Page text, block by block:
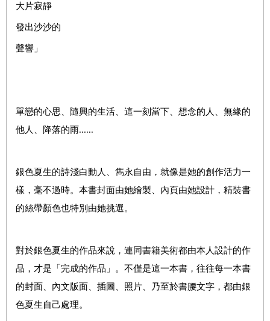
大片寂靜
發出沙沙的
聲響」
單戀的心思、隨興的生活、這一刻當下、想念的人、無緣的
他人、降落的雨......
銀色夏生的詩淺白動人、雋永自由，就像是她的創作活力一
樣，毫不過時。本書封面由她繪製、內頁由她設計，精裝書
的絲帶顏色也特別由她挑選。
對於銀色夏生的作品來說，連同書籍美術都由本人設計的作
品，才是「完成的作品」。不僅是這一本書，往往每一本書
的封面、內文版面、插圖、照片、乃至於書腰文字，都由銀
色夏生自己處理。